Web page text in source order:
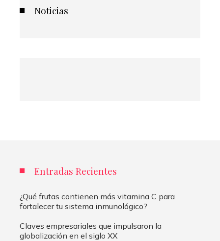
Noticias
Entradas Recientes
¿Qué frutas contienen más vitamina C para
fortalecer tu sistema inmunológico?
Claves empresariales que impulsaron la
globalización en el siglo XX